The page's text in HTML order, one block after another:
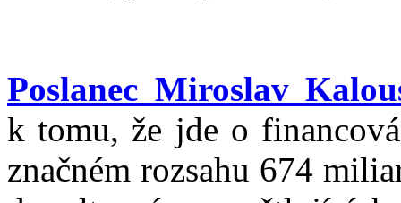
Poslanec Miroslav
k tomu, že jde o
značném rozsahu 674